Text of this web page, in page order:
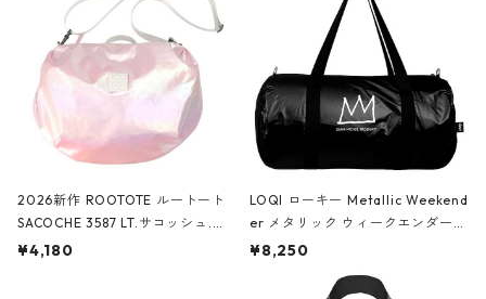
2026新作 ROOTOTE ルートート
SACOCHE 3587 LT.サコッシュ.ル
ミエ-B ショルダーバッグ グロスピ
¥4,180
LOQI ローキー Metallic Weekend
er メタリック ウィークエンダー
ボストンバッグ ショルダーバッグ
Black ジャン=ミッシェル・バスキ
¥8,250